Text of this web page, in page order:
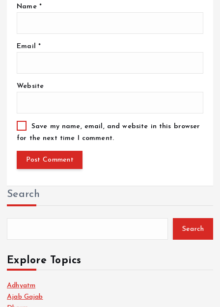
Name *
Email *
Website
Save my name, email, and website in this browser
for the next time I comment.
Search
Search
Explore Topics
Adhyatm
Ajab Gajab